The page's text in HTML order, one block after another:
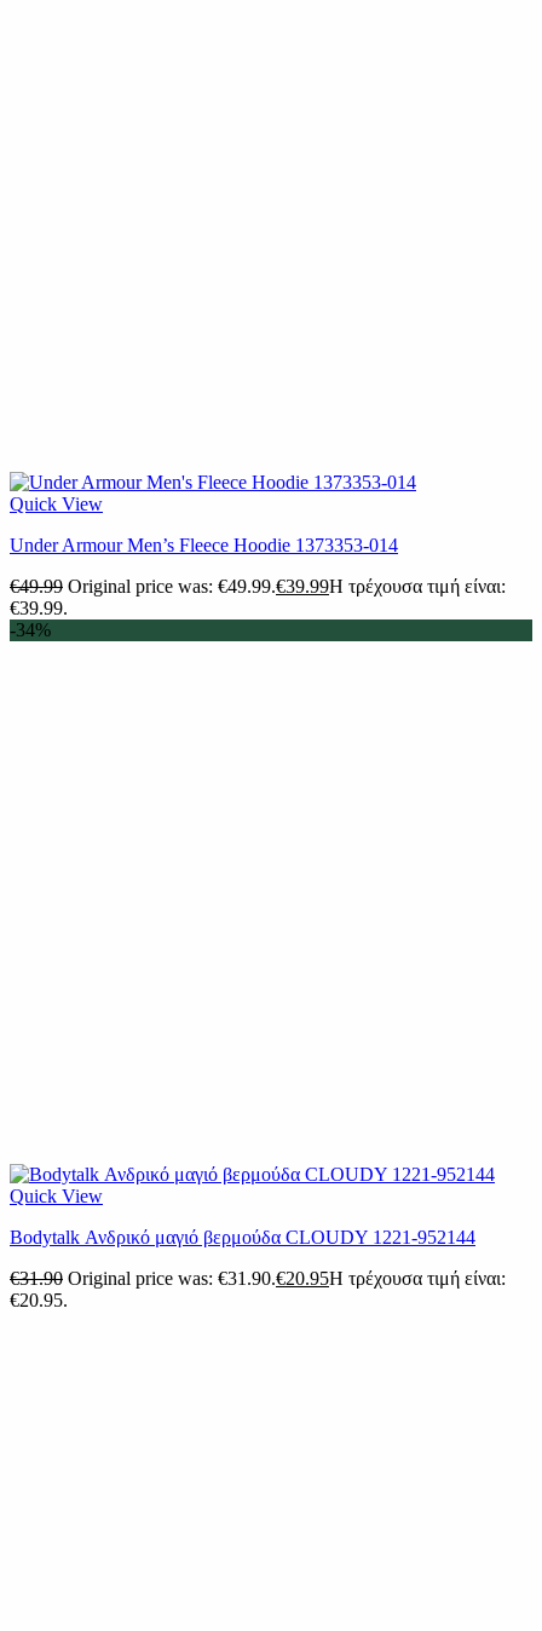
Quick View
Under Armour Men’s Fleece Hoodie 1373353-014
€49.99 Original price was: €49.99.€39.99Η τρέχουσα τιμή είναι:
€39.99.
-34%
Quick View
Bodytalk Ανδρικό μαγιό βερμούδα CLOUDY 1221-952144
€31.90 Original price was: €31.90.€20.95Η τρέχουσα τιμή είναι:
€20.95.